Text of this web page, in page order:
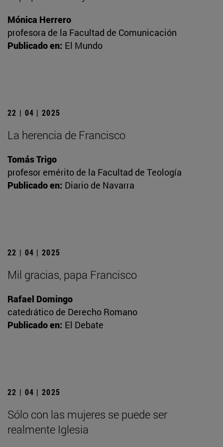
Mónica Herrero
profesora de la Facultad de Comunicación
Publicado en: El Mundo
22 | 04 | 2025
La herencia de Francisco
Tomás Trigo
profesor emérito de la Facultad de Teología
Publicado en: Diario de Navarra
22 | 04 | 2025
Mil gracias, papa Francisco
Rafael Domingo
catedrático de Derecho Romano
Publicado en: El Debate
22 | 04 | 2025
Sólo con las mujeres se puede ser
realmente Iglesia